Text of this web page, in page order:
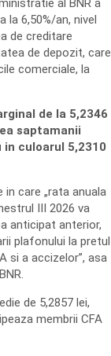
al BNR a
la 6,50%/an, nivel
de creditare
de depozit, care
comerciale, la
de la 5,2346
saptamanii
culoarul 5,2310
care „rata anuala
III 2026 va
anticipat anterior,
plafonului la pretul
si a accizelor”, asa
de 5,2857 lei,
membrii CFA